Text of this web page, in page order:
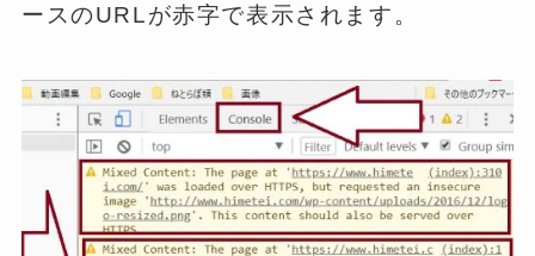
ースのURLが赤字で表示されます。